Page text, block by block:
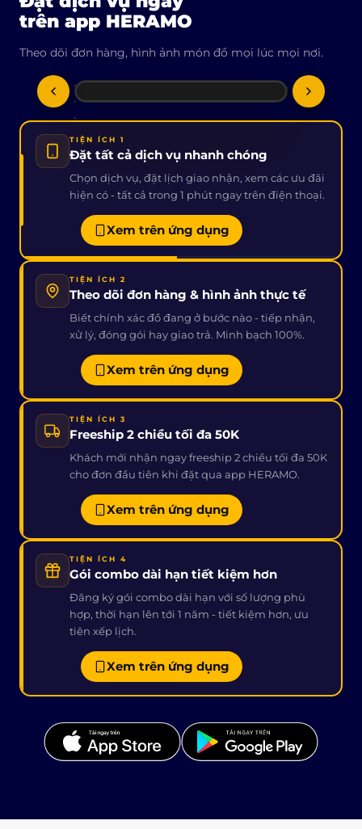
trên app HERAMO
Theo dõi đơn hàng, hình ảnh món đồ mọi lúc mọi nơi.
TIỆN ÍCH 1
Đặt tất cả dịch vụ nhanh chóng
Chọn dịch vụ, đặt lịch giao nhận, xem các ưu đãi
hiện có - tất cả trong 1 phút ngay trên điện thoại.
Xem trên ứng dụng
TIỆN ÍCH 2
Theo dõi đơn hàng & hình ảnh thực tế
Biết chính xác đồ đang ở bước nào - tiếp nhận,
xử lý, đóng gói hay giao trả. Minh bạch 100%.
Xem trên ứng dụng
TIỆN ÍCH 3
Freeship 2 chiều tối đa 50K
Khách mới nhận ngay freeship 2 chiều tối đa 50K
cho đơn đầu tiên khi đặt qua app HERAMO.
Xem trên ứng dụng
TIỆN ÍCH 4
Gói combo dài hạn tiết kiệm hơn
Đăng ký gói combo dài hạn với số lượng phù
hợp, thời hạn lên tới 1 năm - tiết kiệm hơn, ưu
tiên xếp lịch.
Xem trên ứng dụng